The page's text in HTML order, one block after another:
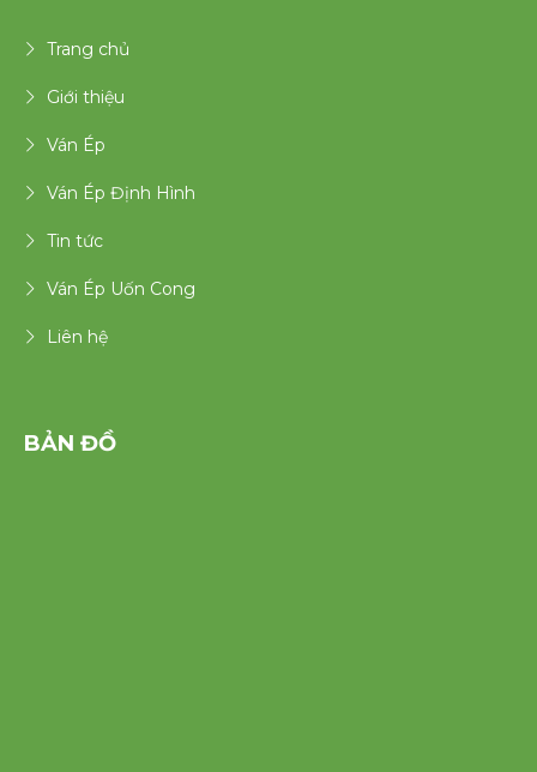
Trang chủ
Giới thiệu
Ván Ép
Ván Ép Định Hình
Tin tức
Ván Ép Uốn Cong
Liên hệ
BẢN ĐỒ